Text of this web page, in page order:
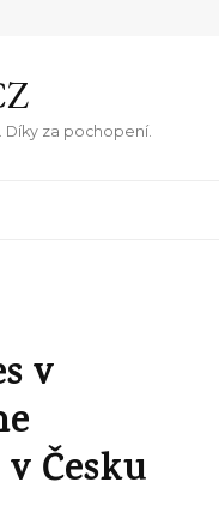
Díky za pochopení.
v
Česku